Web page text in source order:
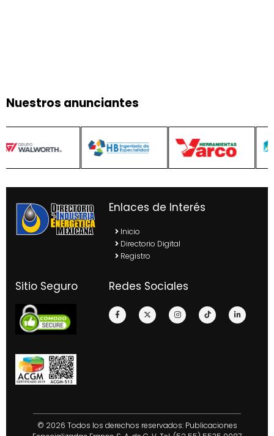
Nuestros anunciantes
Enlaces de Interés
Inicio
Directorio Digital
Registro
Sitio Seguro Redes Sociales
© 2026 Todos los derechos reservados: Publicaciones